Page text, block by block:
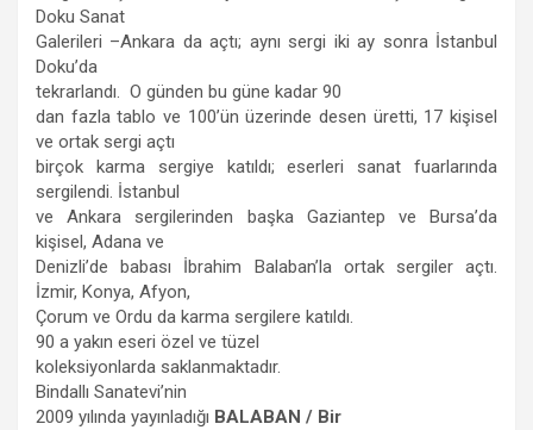
Doku Sanat
Galerileri –Ankara da açtı; aynı sergi iki ay sonra İstanbul
Doku’da
tekrarlandı. O günden bu güne kadar 90
dan fazla tablo ve 100’ün üzerinde desen üretti, 17 kişisel
ve ortak sergi açtı
birçok karma sergiye katıldı; eserleri sanat fuarlarında
sergilendi. İstanbul
ve Ankara sergilerinden başka Gaziantep ve Bursa’da
kişisel, Adana ve
Denizli’de babası İbrahim Balaban’la ortak sergiler açtı.
İzmir, Konya, Afyon,
Çorum ve Ordu da karma sergilere katıldı.
90 a yakın eseri özel ve tüzel
koleksiyonlarda saklanmaktadır.
Bindallı Sanatevi’nin
2009 yılında yayınladığı BALABAN / Bir